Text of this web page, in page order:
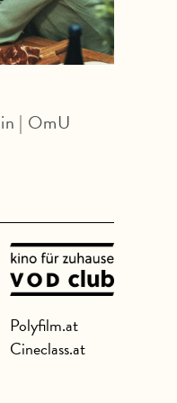
| OmU
Polyfilm.at
Cineclass.at